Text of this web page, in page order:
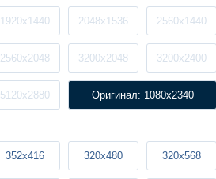
1920x1440 2048x1536 2560x1440
2560x2048 3200x2048 3200x2400
5120x2880 Оригинал: 1080x2340
352x416 320x480 320x568